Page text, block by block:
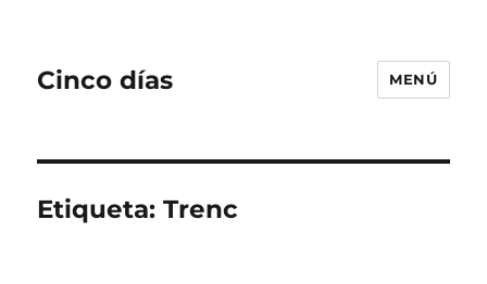
Cinco días MENÚ
Etiqueta:Trenc